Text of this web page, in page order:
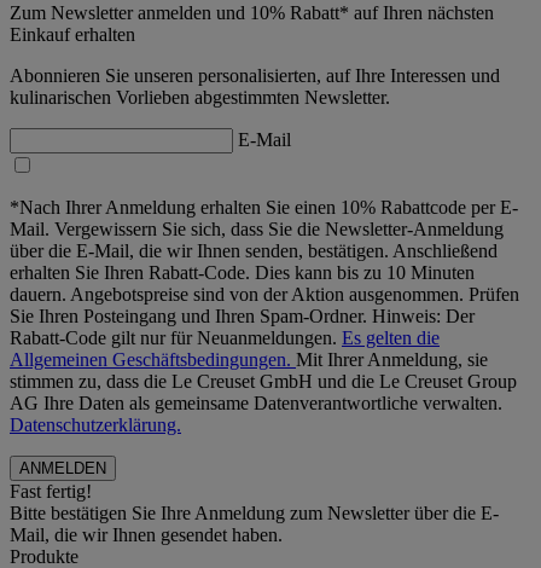
Zum Newsletter anmelden und 10% Rabatt* auf Ihren nächsten
Einkauf erhalten
Abonnieren Sie unseren personalisierten, auf Ihre Interessen und
kulinarischen Vorlieben abgestimmten Newsletter.
E-Mail
*Nach Ihrer Anmeldung erhalten Sie einen 10% Rabattcode per E-
Mail. Vergewissern Sie sich, dass Sie die Newsletter-Anmeldung
über die E-Mail, die wir Ihnen senden, bestätigen. Anschließend
erhalten Sie Ihren Rabatt-Code. Dies kann bis zu 10 Minuten
dauern. Angebotspreise sind von der Aktion ausgenommen. Prüfen
Sie Ihren Posteingang und Ihren Spam-Ordner. Hinweis: Der
Rabatt-Code gilt nur für Neuanmeldungen. Es gelten die
Allgemeinen Geschäftsbedingungen. Mit Ihrer Anmeldung, sie
stimmen zu, dass die Le Creuset GmbH und die Le Creuset Group
AG Ihre Daten als gemeinsame Datenverantwortliche verwalten.
Datenschutzerklärung.
Fast fertig!
Bitte bestätigen Sie Ihre Anmeldung zum Newsletter über die E-
Mail, die wir Ihnen gesendet haben.
Produkte